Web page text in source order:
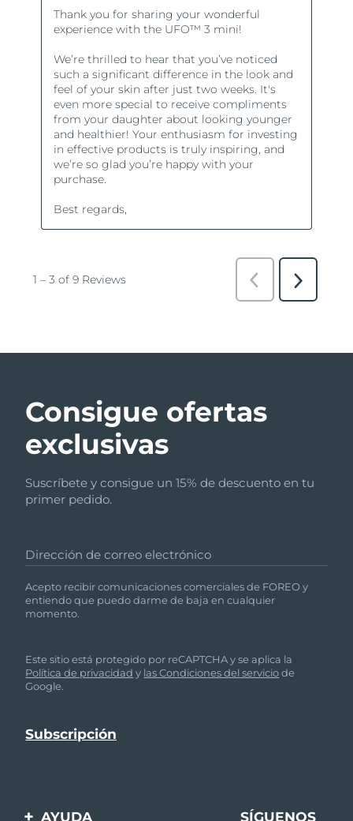
Consigue ofertas
exclusivas
Suscríbete y consigue un 15% de descuento en tu
primer pedido.
Dirección de correo electrónico
Acepto recibir comunicaciones comerciales de FOREO y
entiendo que puedo darme de baja en cualquier
momento.
Este sitio está protegido por reCAPTCHA y se aplica la
Política de privacidad y las Condiciones del serviciode
Google.
AYUDA SÍGUENOS